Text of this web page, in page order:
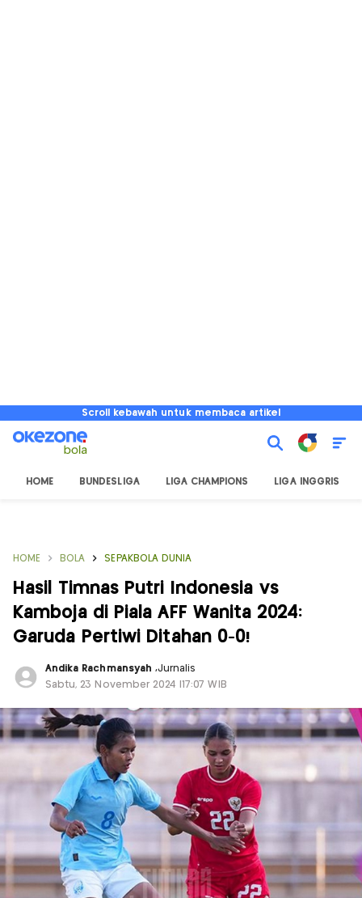
Scroll kebawah untuk membaca artikel
HOME BUNDESLIGA LIGA CHAMPIONS LIGA INGGRIS
HOME BOLA SEPAKBOLA DUNIA
Hasil Timnas Putri Indonesia vs
Kamboja di Piala AFF Wanita 2024:
Garuda Pertiwi Ditahan 0-0!
Andika Rachmansyah ,Jurnalis
Sabtu, 23 November 2024 |17:07 WIB